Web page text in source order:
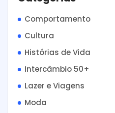
Comportamento
Cultura
Histórias de Vida
Intercâmbio 50+
Lazer e Viagens
Moda